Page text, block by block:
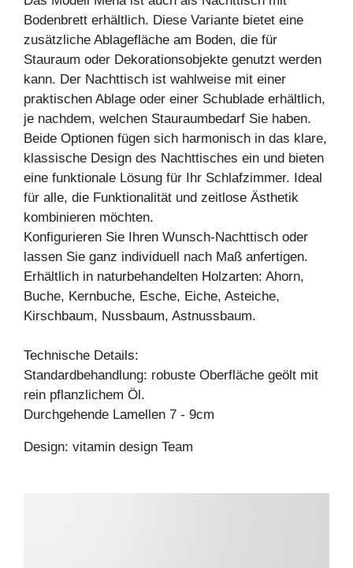
Bodenbrett erhältlich. Diese Variante bietet eine
zusätzliche Ablagefläche am Boden, die für
Stauraum oder Dekorationsobjekte genutzt werden
kann. Der Nachttisch ist wahlweise mit einer
praktischen Ablage oder einer Schublade erhältlich,
je nachdem, welchen Stauraumbedarf Sie haben.
Beide Optionen fügen sich harmonisch in das klare,
klassische Design des Nachttisches ein und bieten
eine funktionale Lösung für Ihr Schlafzimmer. Ideal
für alle, die Funktionalität und zeitlose Ästhetik
kombinieren möchten.
Konfigurieren Sie Ihren Wunsch-Nachttisch oder
lassen Sie ganz individuell nach Maß anfertigen.
Erhältlich in naturbehandelten Holzarten: Ahorn,
Buche, Kernbuche, Esche, Eiche, Asteiche,
Kirschbaum, Nussbaum, Astnussbaum.
Technische Details:
Standardbehandlung: robuste Oberfläche geölt mit
rein pflanzlichem Öl.
Durchgehende Lamellen 7 - 9cm
Design: vitamin design Team